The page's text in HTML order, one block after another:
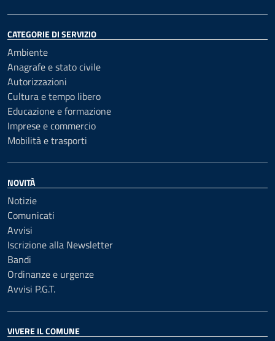
CATEGORIE DI SERVIZIO
Ambiente
Anagrafe e stato civile
Autorizzazioni
Cultura e tempo libero
Educazione e formazione
Imprese e commercio
Mobilità e trasporti
NOVITÀ
Notizie
Comunicati
Avvisi
Iscrizione alla Newsletter
Bandi
Ordinanze e urgenze
Avvisi P.G.T.
VIVERE IL COMUNE